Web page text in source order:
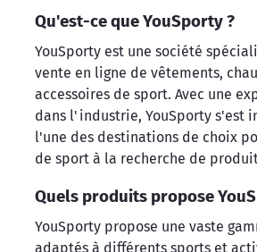
Qu'est-ce que YouSporty ?
YouSporty est une société
vente en ligne de vêtements,
accessoires de sport. Avec une
dans l'industrie, YouSporty s'est
l'une des destinations de choix
de sport à la recherche de
Quels produits propose
YouSporty propose une vaste
adaptés à différents sports et